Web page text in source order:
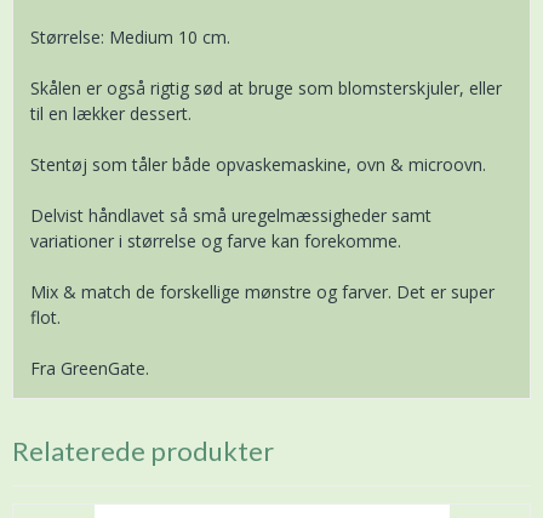
Størrelse: Medium 10 cm.
Skålen er også rigtig sød at bruge som blomsterskjuler, eller
til en lækker dessert.
Stentøj som tåler både opvaskemaskine, ovn & microovn.
Delvist håndlavet så små uregelmæssigheder samt
variationer i størrelse og farve kan forekomme.
Mix & match de forskellige mønstre og farver. Det er super
flot.
Fra GreenGate.
Relaterede produkter